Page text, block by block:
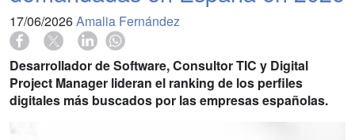
17/06/2026Amalia Fernández
Desarrollador de Software, Consultor TIC y Digital
Project Manager lideran el ranking de los perfiles
digitales más buscados por las empresas españolas.